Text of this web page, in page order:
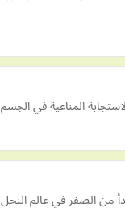
المناعية في
الصفر في عالم